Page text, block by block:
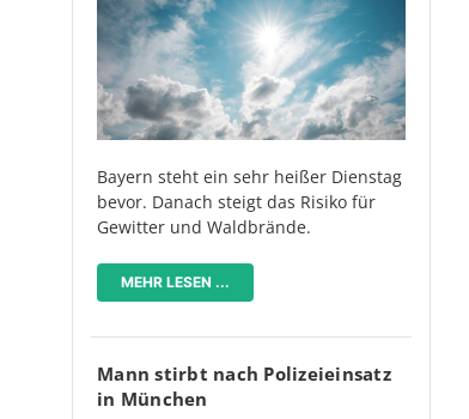
Bayern steht ein sehr heißer Dienstag
bevor. Danach steigt das Risiko für
Gewitter und Waldbrände.
MEHR LESEN ...
Mann stirbt nach Polizeieinsatz
in München